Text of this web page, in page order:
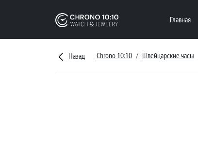
Главная
Назад Chrono 10:10 Швейцарские часы